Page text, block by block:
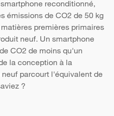
reconditionné,
émissions de CO2 de 50 kg
premières primaires
neuf. Un smartphone
CO2 de moins qu'un
la conception à la
parcourt l'équivalent de
?